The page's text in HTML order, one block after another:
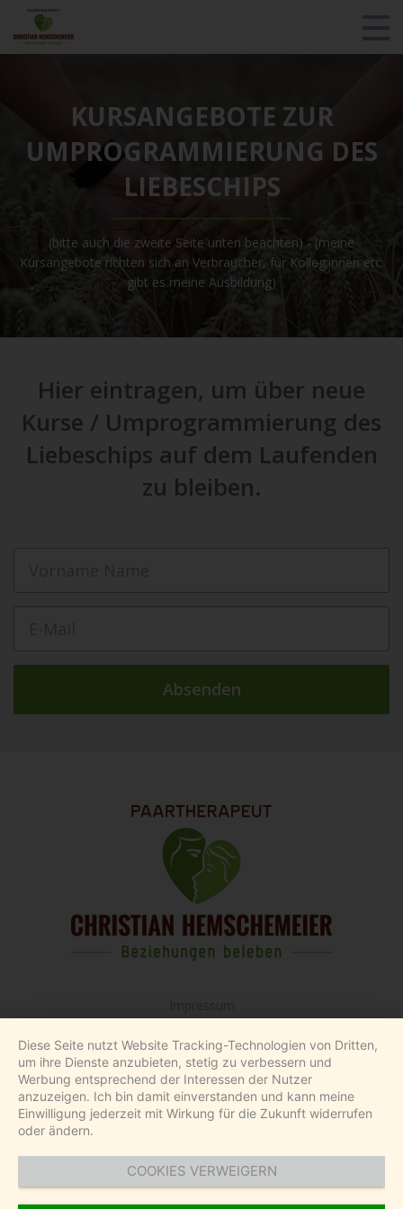
Teste dich!
Werde Berater!
Paartherapie
Veranstaltungen
Login
KURSANGEBOTE ZUR
UMPROGRAMMIERUNG DES
LIEBESCHIPS
(bitte auch die zweite Seite unten beachten) - (meine
Kursangebote richten sich an Verbraucher, für Kolleg:innen etc.
gibt es meine Ausbildung)
Hier eintragen, um über neue
Kurse / Umprogrammierung des
Liebeschips auf dem Laufenden
zu bleiben.
Absenden
AGB
Datenschutz
Über mich
Besondere Hinweise zu unseren Angeboten
Blog
Toxische Beziehungen
Diese Seite nutzt Website Tracking-Technologien von Dritten,
um ihre Dienste anzubieten, stetig zu verbessern und
Werbung entsprechend der Interessen der Nutzer
anzuzeigen. Ich bin damit einverstanden und kann meine
Einwilligung jederzeit mit Wirkung für die Zukunft widerrufen
oder ändern.
COOKIES VERWEIGERN